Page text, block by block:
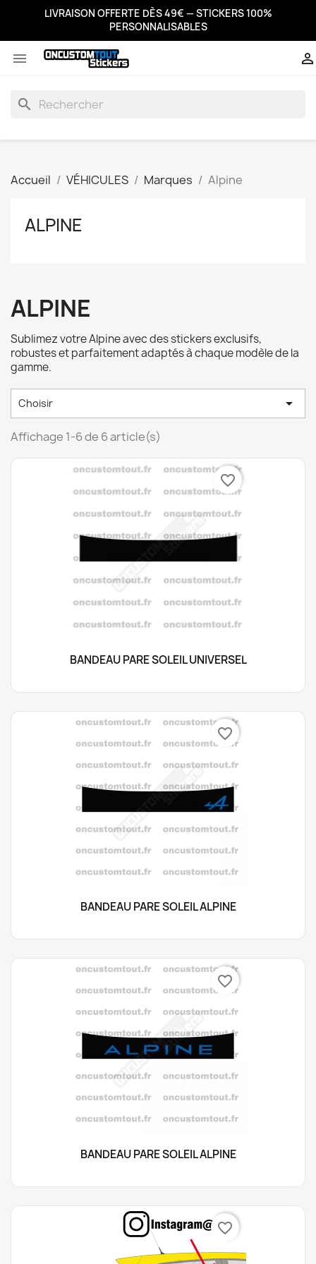
LIVRAISON OFFERTE DÈS 49€ — STICKERS 100%
PERSONNALISABLES
 
search
Accueil VÉHICULES Marques Alpine
ALPINE
ALPINE
Sublimez votre Alpine avec des stickers exclusifs,
robustes et parfaitement adaptés à chaque modèle de la
gamme.
Choisir 
Affichage 1-6 de 6 article(s)
BANDEAU PARE SOLEIL UNIVERSEL
favorite_border
BANDEAU PARE SOLEIL ALPINE
favorite_border
BANDEAU PARE SOLEIL ALPINE
favorite_border
favorite_border